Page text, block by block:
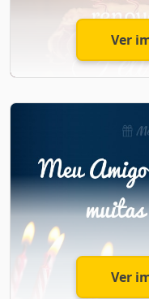
Feliz
Assim como uma
poucos e hoje, ao
quanto a sua beleza
Ver
Ver